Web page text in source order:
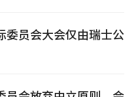
委员会大会仅由瑞士公